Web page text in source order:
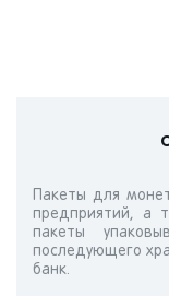
Пакеты для
предприятий, а
пакеты
последующего
банк.